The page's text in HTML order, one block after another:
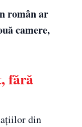
român ar
camere,
fără
din